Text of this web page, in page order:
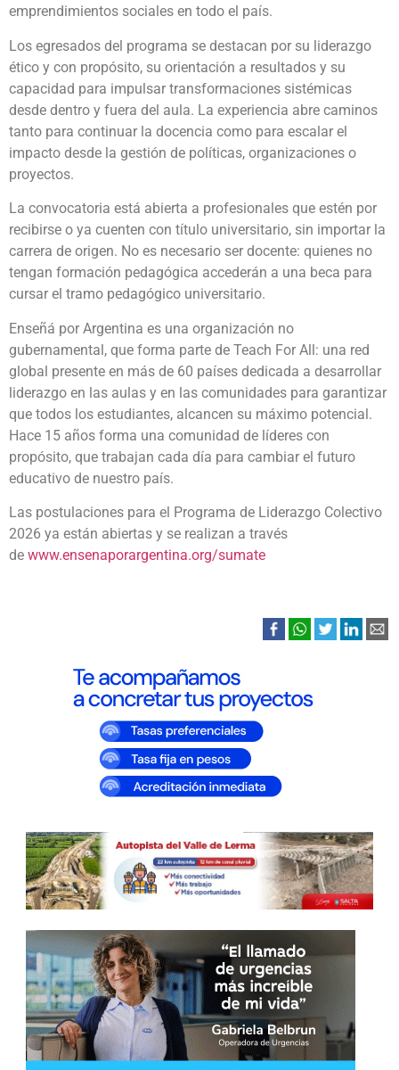
emprendimientos sociales en todo el país.
Los egresados del programa se destacan por su liderazgo
ético y con propósito, su orientación a resultados y su
capacidad para impulsar transformaciones sistémicas
desde dentro y fuera del aula. La experiencia abre caminos
tanto para continuar la docencia como para escalar el
impacto desde la gestión de políticas, organizaciones o
proyectos.
La convocatoria está abierta a profesionales que estén por
recibirse o ya cuenten con título universitario, sin importar la
carrera de origen. No es necesario ser docente: quienes no
tengan formación pedagógica accederán a una beca para
cursar el tramo pedagógico universitario.
Enseñá por Argentina es una organización no
gubernamental, que forma parte de Teach For All: una red
global presente en más de 60 países dedicada a desarrollar
liderazgo en las aulas y en las comunidades para garantizar
que todos los estudiantes, alcancen su máximo potencial.
Hace 15 años forma una comunidad de líderes con
propósito, que trabajan cada día para cambiar el futuro
educativo de nuestro país.
Las postulaciones para el Programa de Liderazgo Colectivo
2026 ya están abiertas y se realizan a través
de www.ensenaporargentina.org/sumate